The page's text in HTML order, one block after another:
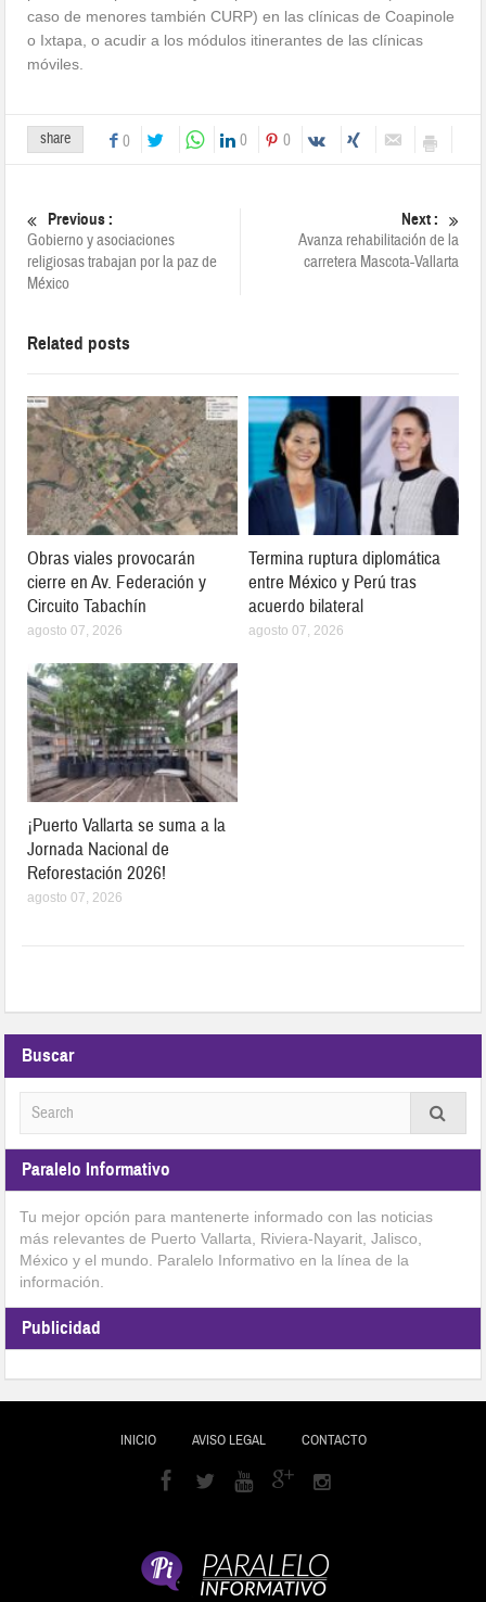
caso de menores también CURP) en las clínicas de Coapinole
o Ixtapa, o acudir a los módulos itinerantes de las clínicas
móviles.
share 0 0 0
Previous :
Gobierno y asociaciones
religiosas trabajan por la paz de
México
Next :
Avanza rehabilitación de la
carretera Mascota-Vallarta
Related posts
Obras viales provocarán
cierre en Av. Federación y
Circuito Tabachín
agosto 07, 2026
Termina ruptura diplomática
entre México y Perú tras
acuerdo bilateral
agosto 07, 2026
¡Puerto Vallarta se suma a la
Jornada Nacional de
Reforestación 2026!
agosto 07, 2026
Buscar
Paralelo Informativo
Tu mejor opción para mantenerte informado con las noticias
más relevantes de Puerto Vallarta, Riviera-Nayarit, Jalisco,
México y el mundo. Paralelo Informativo en la línea de la
información.
Publicidad
INICIO AVISO LEGAL CONTACTO